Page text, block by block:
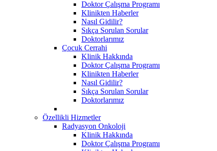
Doktor Çalışma Programı
Klinikten Haberler
Nasıl Gidilir?
Sıkça Sorulan Sorular
Doktorlarımız
Çocuk Cerrahi
Klinik Hakkında
Doktor Çalışma Programı
Klinikten Haberler
Nasıl Gidilir?
Sıkça Sorulan Sorular
Doktorlarımız
Özellikli Hizmetler
Radyasyon Onkoloji
Klinik Hakkında
Doktor Çalışma Programı